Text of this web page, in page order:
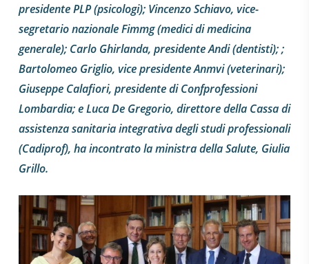
presidente PLP (psicologi); Vincenzo Schiavo, vice-
segretario nazionale Fimmg (medici di medicina
generale); Carlo Ghirlanda, presidente Andi (dentisti); ;
Bartolomeo Griglio, vice presidente Anmvi (veterinari);
Giuseppe Calafiori, presidente di Confprofessioni
Lombardia; e Luca De Gregorio, direttore della Cassa di
assistenza sanitaria integrativa degli studi professionali
(Cadiprof), ha incontrato la ministra della Salute, Giulia
Grillo.